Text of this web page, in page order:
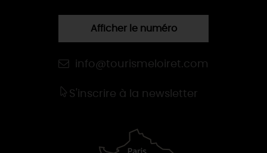
Afficher le numéro
info@tourismeloiret.com
S'inscrire à la newsletter